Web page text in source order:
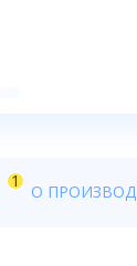
1
О